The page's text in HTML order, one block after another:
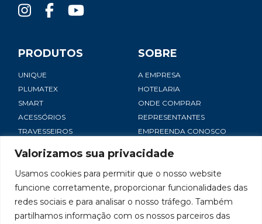
Valorizamos sua privacidade
Usamos cookies para permitir que o nosso website
funcione corretamente, proporcionar funcionalidades das
redes sociais e para analisar o nosso tráfego. Também
partilhamos informação com os nossos parceiros das
PRODUTOS
UNIQUE
PLUMATEX
SMART
ACESSÓRIOS
TRAVESSEIROS
SOBRE
A EMPRESA
HOTELARIA
ONDE COMPRAR
REPRESENTANTES
EMPREENDA CONOSCO
SAC
CONTATO
TRABALHE CONOSCO
POLÍTICA DE PRIVACIDADE